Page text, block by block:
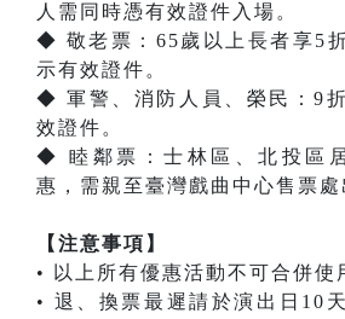
人需同時憑有效證件入場。
◆ 敬老票：65歲以上長者享5
示有效證件。
◆ 軍警、消防人員、榮民：9
效證件。
◆ 睦鄰票：士林區、北投區
惠，需親至臺灣戲曲中心售票處
【注意事項】
• 以上所有優惠活動不可合併使
• 退、換票最遲請於演出日10